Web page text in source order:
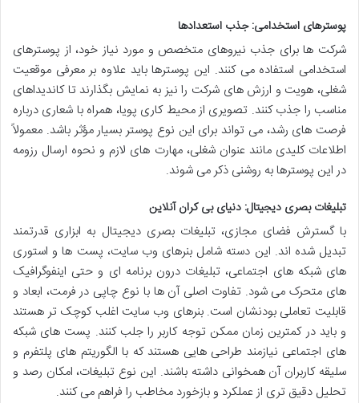
پوسترهای استخدامی: جذب استعدادها
شرکت ها برای جذب نیروهای متخصص و مورد نیاز خود، از پوسترهای
استخدامی استفاده می کنند. این پوسترها باید علاوه بر معرفی موقعیت
شغلی، هویت و ارزش های شرکت را نیز به نمایش بگذارند تا کاندیداهای
مناسب را جذب کنند. تصویری از محیط کاری پویا، همراه با شعاری درباره
فرصت های رشد، می تواند برای این نوع پوستر بسیار مؤثر باشد. معمولاً
اطلاعات کلیدی مانند عنوان شغلی، مهارت های لازم و نحوه ارسال رزومه
در این پوسترها به روشنی ذکر می شوند.
تبلیغات بصری دیجیتال: دنیای بی کران آنلاین
با گسترش فضای مجازی، تبلیغات بصری دیجیتال به ابزاری قدرتمند
تبدیل شده اند. این دسته شامل بنرهای وب سایت، پست ها و استوری
های شبکه های اجتماعی، تبلیغات درون برنامه ای و حتی اینفوگرافیک
های متحرک می شود. تفاوت اصلی آن ها با نوع چاپی در فرمت، ابعاد و
قابلیت تعاملی بودنشان است. بنرهای وب سایت اغلب کوچک تر هستند
و باید در کمترین زمان ممکن توجه کاربر را جلب کنند. پست های شبکه
های اجتماعی نیازمند طراحی هایی هستند که با الگوریتم های پلتفرم و
سلیقه کاربران آن همخوانی داشته باشند. این نوع تبلیغات، امکان رصد و
تحلیل دقیق تری از عملکرد و بازخورد مخاطب را فراهم می کنند.